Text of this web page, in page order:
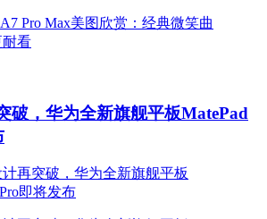
破，华为全新旗舰平板MatePad